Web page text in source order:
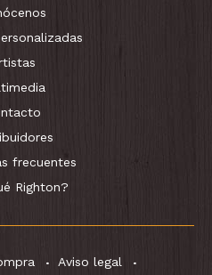
frecuentes
Righton?
Aviso legal